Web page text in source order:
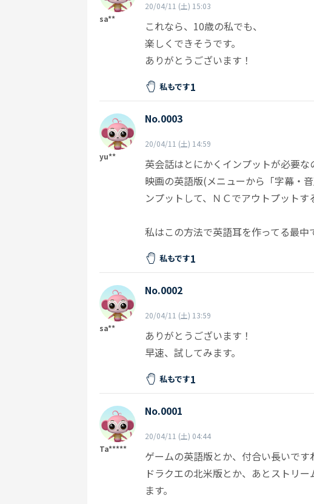
sa**
20/04/11 (土) 15:03
これなら、10歳の私でも、
楽しくできそうです。
ありがとうございます！
私もです1
yu**
No.0003
20/04/11 (土) 14:59
英会話はとにかくインプットが必要
映画の英語版(メニューから「字幕・
ンプットして、ＮＣでアウトプットす
私はこの方法で英語耳を作ってる最中
私もです1
sa**
No.0002
20/04/11 (土) 13:59
ありがとうございます！
早速、試してみます。
私もです1
Ta*****
No.0001
20/04/11 (土) 04:44
ゲームの英語版とか、付合い長いです
ドラクエの北米版とか、あとストリ
ます。